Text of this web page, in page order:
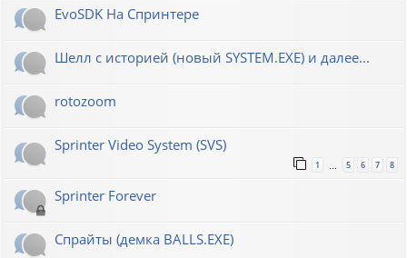
EvoSDK На Спринтере
Шелл с историей (новый SYSTEM.EXE) и далее...
rotozoom
Sprinter Video System (SVS)
1 … 5 6 7 8
Sprinter Forever
Спрайты (демка BALLS.EXE)